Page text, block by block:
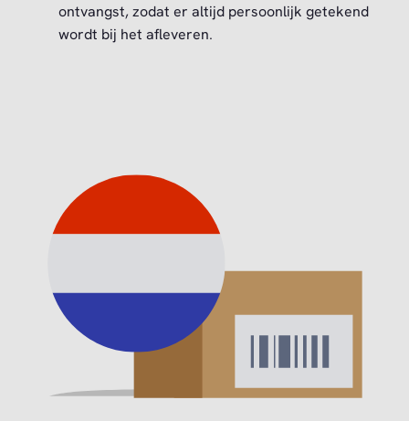
ontvangst, zodat er altijd persoonlijk getekend
wordt bij het afleveren.